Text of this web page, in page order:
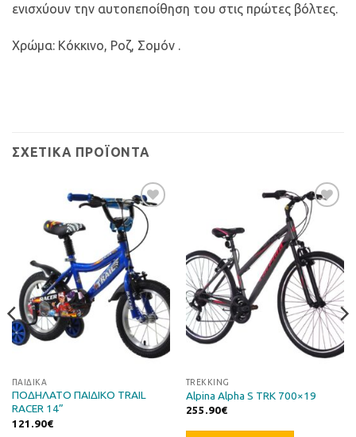
ενισχύουν την αυτοπεποίθηση του στις πρώτες βόλτες.
Χρώμα: Κόκκινο, Ροζ, Σομόν .
ΣΧΕΤΙΚΆ ΠΡΟΪΌΝΤΑ
Προσθήκη
στη Λίστα
Επιθυμιών
ΠΑΙΔΙΚΆ
ΠΟΔΗΛΑΤΟ ΠΑΙΔΙΚΟ TRAIL
RACER 14”
121.90€
Προσθήκη
στη Λίστα
Επιθυμιών
TREKKING
Alpina Alpha S TRK 700×19
255.90€